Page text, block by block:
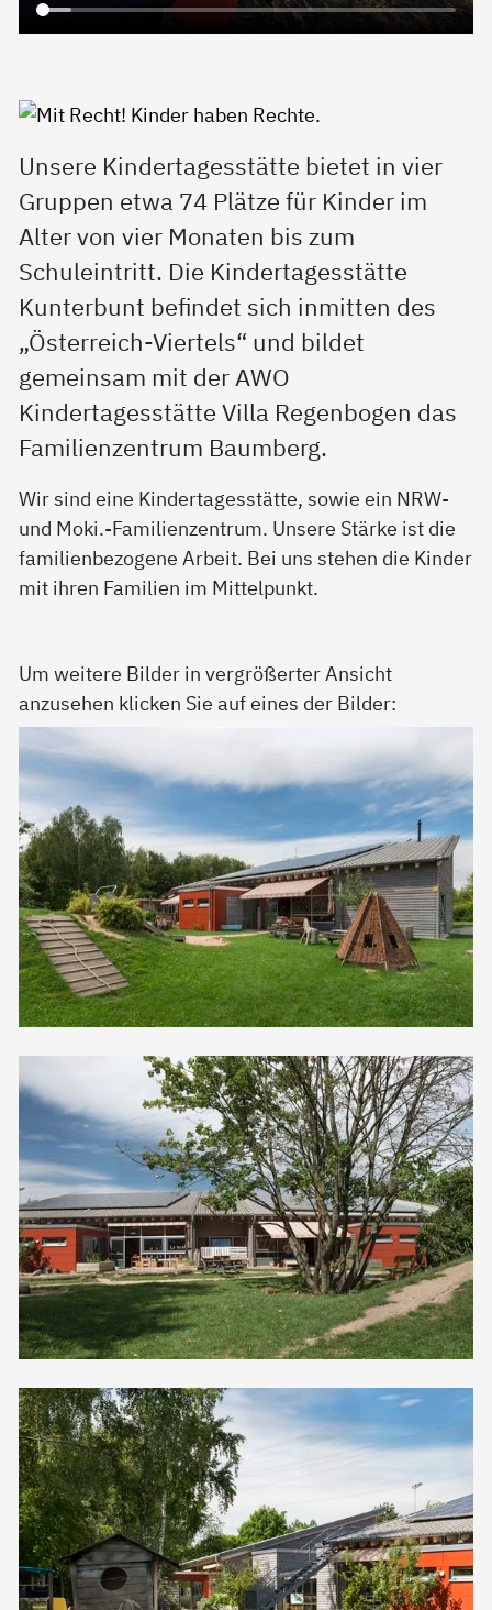
Unsere Kindertagesstätte bietet in vier
Gruppen etwa 74 Plätze für Kinder im
Alter von vier Monaten bis zum
Schuleintritt. Die Kindertagesstätte
Kunterbunt befindet sich inmitten des
„Österreich-Viertels“ und bildet
gemeinsam mit der AWO
Kindertagesstätte Villa Regenbogen das
Familienzentrum Baumberg.
Wir sind eine Kindertagesstätte, sowie ein NRW-
und Moki.-Familienzentrum. Unsere Stärke ist die
familienbezogene Arbeit. Bei uns stehen die Kinder
mit ihren Familien im Mittelpunkt.
Um weitere Bilder in vergrößerter Ansicht
anzusehen klicken Sie auf eines der Bilder: